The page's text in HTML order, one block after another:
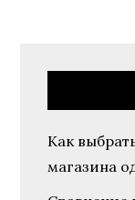
Как
магазина